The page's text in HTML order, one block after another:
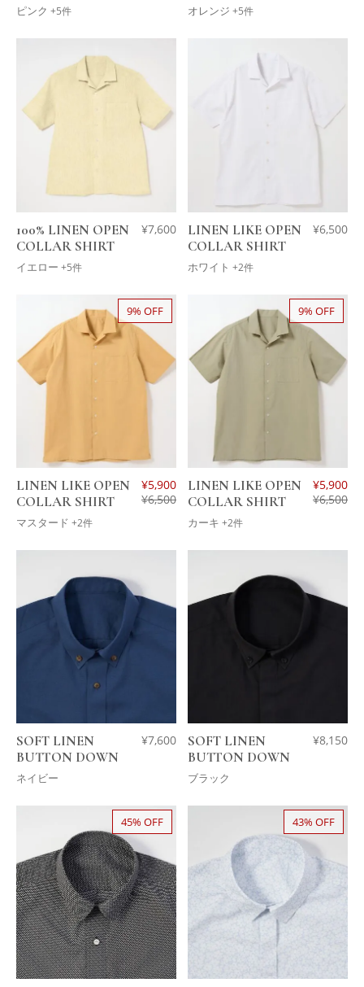
ピンク +5件 オレンジ +5件
100% LINEN OPEN
COLLAR SHIRT
イエロー +5件
¥7,600
LINEN LIKE OPEN
COLLAR SHIRT
ホワイト +2件
¥6,500
9% OFF
LINEN LIKE OPEN
COLLAR SHIRT
マスタード +2件
¥5,900
¥6,500
9% OFF
LINEN LIKE OPEN
COLLAR SHIRT
カーキ +2件
¥5,900
¥6,500
SOFT LINEN
BUTTON DOWN
ネイビー
¥7,600
SOFT LINEN
BUTTON DOWN
ブラック
¥8,150
45% OFF 43% OFF